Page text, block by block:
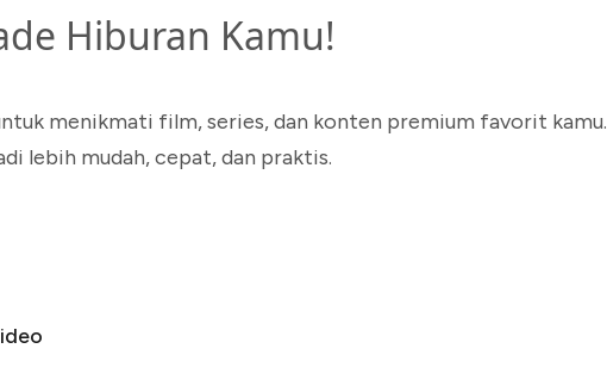
Hiburan Kamu!
menikmati film, series, dan konten premium favorit kamu.
lebih mudah, cepat, dan praktis.